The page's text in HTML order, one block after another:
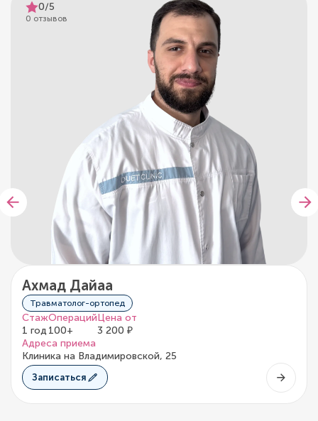
0/5
0 отзывов
Ахмад Дайаа
Травматолог-ортопед
Стаж
1 год
Операций
100+
Цена от
3 200 ₽
Адреса приема
Клиника на Владимировской, 25
Записаться